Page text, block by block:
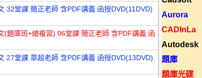
32堂課 簡正老師 含PDF講義 函授DVD(11DVD)
(題庫班+總複習) 06堂課 簡正老師 含PDF講義 函
27堂課 章超老師 含PDF講義 函授DVD(13DVD)
Aurora
CADInLa
Autodesk
題庫
題庫光碟